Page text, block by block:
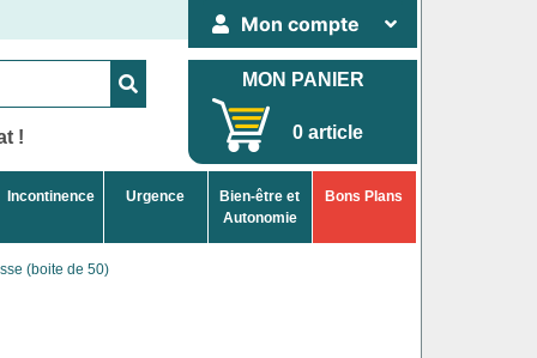
Mon compte
!
MON PANIER
0 article
Incontinence Urgence
Bien-être et
Autonomie
Bons Plans
(boite de 50)